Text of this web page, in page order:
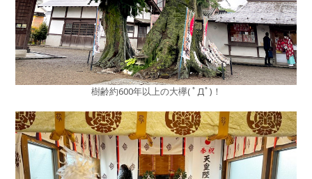
樹齢約600年以上の大欅( ﾟДﾟ)！